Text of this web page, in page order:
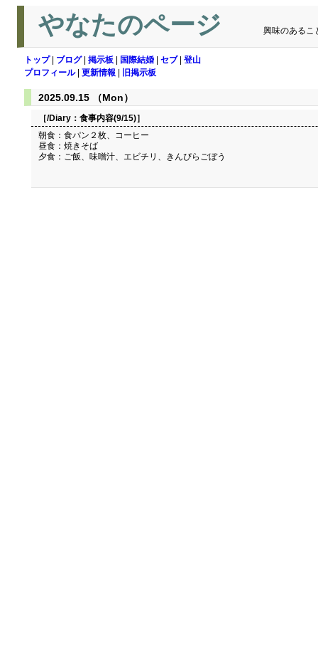
やなたのページ 興味のあるこ
トップ| ブログ| 掲示板 国際結婚 セブ| 登山
プロフィール| 更新情報 旧掲示板
2025.09.15 （Mon）
［/Diary： 食事内容(9/15)］
朝食：食パン２枚、コーヒー
昼食：焼きそば
夕食：ご飯、味噌汁、エビチリ、きんぴらごぼう